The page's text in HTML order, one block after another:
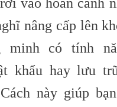
vào hoàn cảnh
nâng cấp lên
minh có tính
khẩu hay lưu
này giúp